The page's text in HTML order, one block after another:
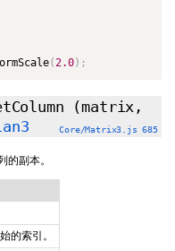
(2.0) ;
(matrix,
Core/Matrix3.js 685
的副本。
的索引。